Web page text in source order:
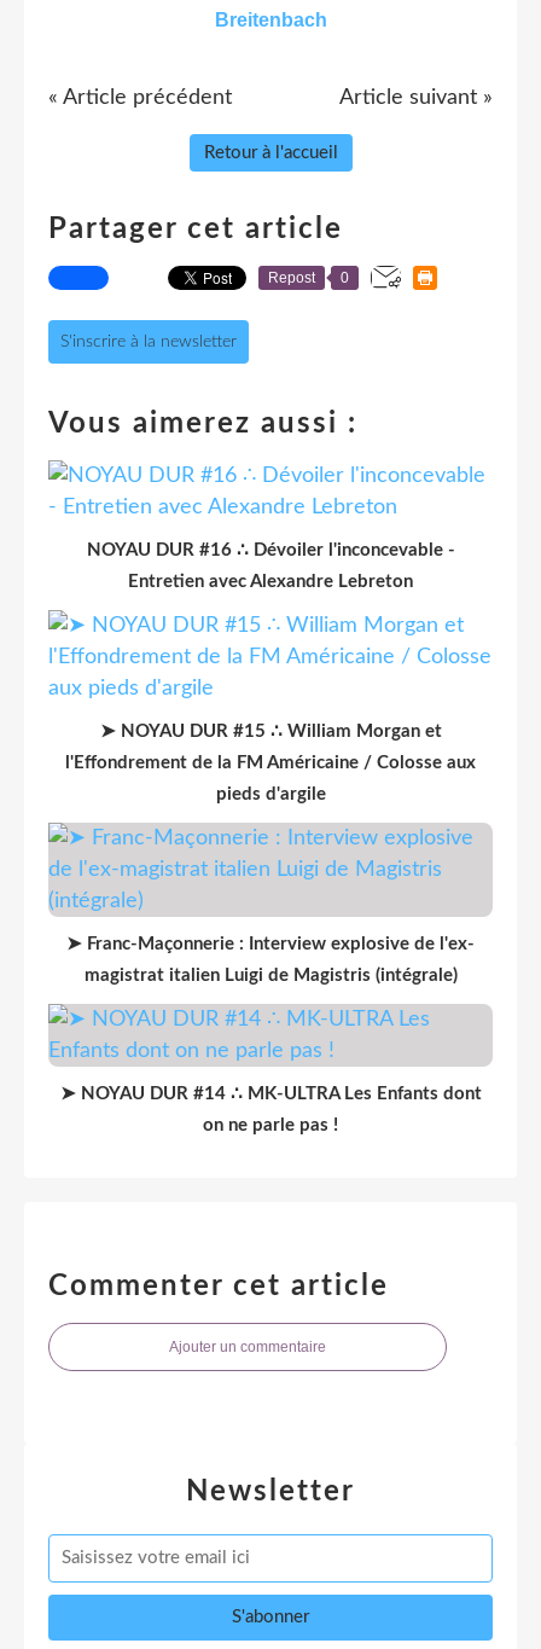
Breitenbach
« Article précédent Article suivant »
Retour à l'accueil
Partager cet article
Repost 0
S'inscrire à la newsletter
Vous aimerez aussi :
NOYAU DUR #16 ∴ Dévoiler l'inconcevable -
Entretien avec Alexandre Lebreton
➤ NOYAU DUR #15 ∴ William Morgan et
l'Effondrement de la FM Américaine / Colosse aux
pieds d'argile
➤ Franc-Maçonnerie : Interview explosive de l'ex-
magistrat italien Luigi de Magistris (intégrale)
➤ NOYAU DUR #14 ∴ MK-ULTRA Les Enfants dont
on ne parle pas !
Commenter cet article
Ajouter un commentaire
Newsletter